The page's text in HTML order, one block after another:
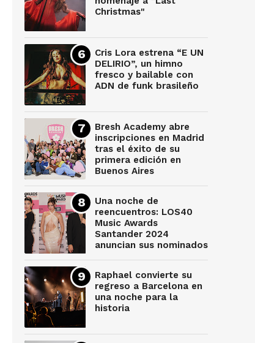
Christmas"
Cris Lora estrena “E UN
DELIRIO”, un himno
fresco y bailable con
ADN de funk brasileño
Bresh Academy abre
inscripciones en Madrid
tras el éxito de su
primera edición en
Buenos Aires
Una noche de
reencuentros: LOS40
Music Awards
Santander 2024
anuncian sus nominados
Raphael convierte su
regreso a Barcelona en
una noche para la
historia